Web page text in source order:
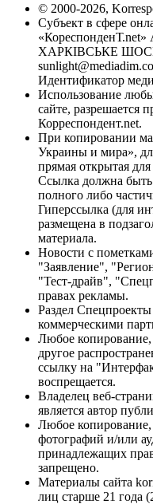
© 2000-2026,
Субъект в сфере
«КореспонденТ.net»
ХАРКІВСЬКЕ ШОСЕ,
Идентификатор
Использование
сайте, разрешается
Корреспондент.net.
При копировании
Украины и мира»,
прямая открытая
Ссылка должна быть
полного либо
Гиперссылка (для
размещена в
материала.
Новости с
"Заявление",
"Тест-драйв",
правах рекламы.
Раздел Спецпроекты
коммерческими
Любое
другое
ссылку на
воспрещается.
Владелец веб-
является автор
Любое копирование,
фотографий и/или
принадлежащих
запрещено.
Материалы сайта
лиц старше 21 года